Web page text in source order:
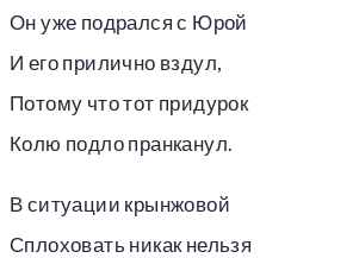
Он уже подрался с Юрой
И его прилично вздул,
Потому что тот придурок
Колю подло пранканул.
В ситуации крынжовой
Сплоховать никак нельзя